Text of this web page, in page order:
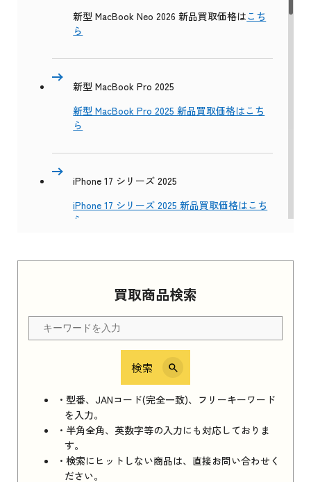
買取商品検索
検索
・型番、JANコード(完全一致)、フリーキーワード
を入力。
・半角全角、英数字等の入力にも対応しておりま
す。
・検索にヒットしない商品は、直接お問い合わせく
ださい。
新型 MacBook Neo 2026 新品買取価格はこち
ら
新型 MacBook Pro 2025
新型 MacBook Pro 2025 新品買取価格はこち
ら
iPhone 17 シリーズ 2025
iPhone 17 シリーズ 2025 新品買取価格はこち
ら
Apple Watch Series 11 2025 新品買取価格はこ
ちら
iPhone 16e シリーズ 2025
iPhone 16e シリーズ 2025 新品買取価格はこち
ら
iPad 11インチ 2025年春モデル